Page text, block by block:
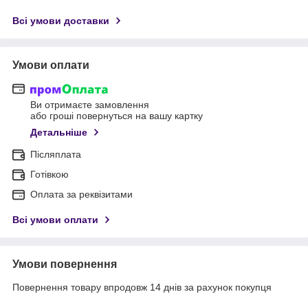
Всі умови доставки
Умови оплати
Ви отримаєте замовлення
або гроші повернуться на вашу картку
Детальніше
Післяплата
Готівкою
Оплата за реквізитами
Всі умови оплати
Умови повернення
Повернення товару впродовж 14 днів за рахунок покупця